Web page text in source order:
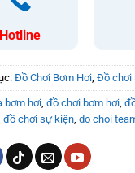
Hotline
Đồ Chơi Bơm Hơi, Đồ chơi
bơm hơi, đồ chơi bơm hơi,
đồ chơi sự kiện, do choi